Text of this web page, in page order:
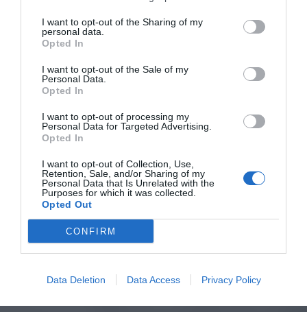
I want to opt-out of the Sharing of my
personal data.
Opted In
I want to opt-out of the Sale of my
Personal Data.
Opted In
I want to opt-out of processing my
Personal Data for Targeted Advertising.
Opted In
I want to opt-out of Collection, Use,
Retention, Sale, and/or Sharing of my
Personal Data that Is Unrelated with the
Purposes for which it was collected.
Opted Out
CONFIRM
Data Deletion Data Access Privacy Policy